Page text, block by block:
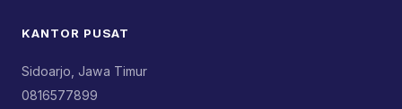
KANTOR PUSAT
Sidoarjo, Jawa Timur
0816577899